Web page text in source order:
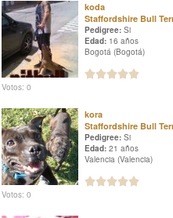
koda
Staffordshire Bull
Pedigree: Si
Edad: 16 años
Bogotá (Bogotá)
Votos: 0
kora
Staffordshire Bull
Pedigree: Si
Edad: 21 años
Valencia (Valencia)
Votos: 0